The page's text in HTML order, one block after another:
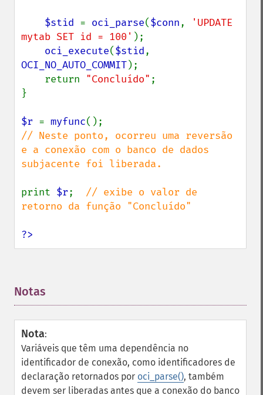
$stid = oci_parse($conn,
'UPDATE
mytab SET id = 100' );
oci_execute($stid
OCI_NO_AUTO_COMMIT);
    return
"Concluído" ;
}
$r = myfunc
// Neste ponto, ocorreu uma reversão
e a conexão com o banco de dados
subjacente foi liberada.
print $r; // exibe o valor de
retorno da função "Concluído"
?>
Notas
Nota:
Variáveis ​​que têm uma dependência no
identificador de conexão, como identificadores de
declaração retornados por oci_parse(), também
devem ser liberadas antes que a conexão do banco